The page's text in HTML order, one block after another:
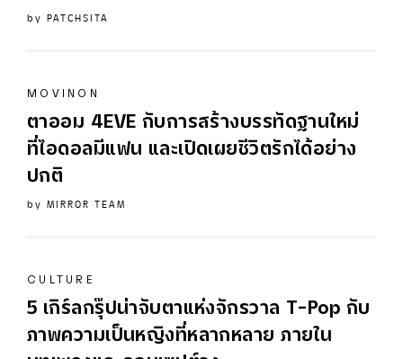
by PATCHSITA
MOVINON
ตาออม 4EVE กับการสร้างบรรทัดฐานใหม่
ที่ไอดอลมีแฟน และเปิดเผยชีวิตรักได้อย่าง
ปกติ
by MIRROR TEAM
CULTURE
5 เกิร์ลกรุ๊ปน่าจับตาแห่งจักรวาล T-Pop กับ
ภาพความเป็นหญิงที่หลากหลาย ภายใน